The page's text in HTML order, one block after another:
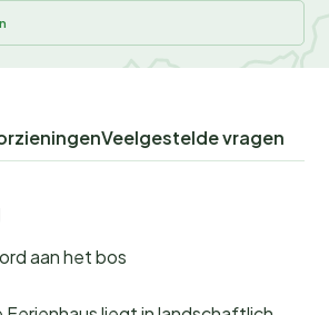
Veelgestelde vragen
aan het bos